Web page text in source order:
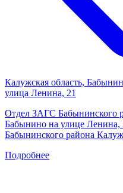
Калужская область,
улица Ленина, 21
Отдел ЗАГС Бабынинского
Бабынино на улице Ленина,
Бабынинского района
Подробнее